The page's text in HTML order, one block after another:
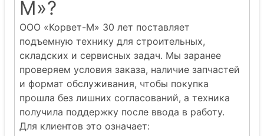
М»?
ООО «Корвет-М» 30 лет поставляет
подъемную технику для строительных,
складских и сервисных задач. Мы заранее
проверяем условия заказа, наличие запчастей
и формат обслуживания, чтобы покупка
прошла без лишних согласований, а техника
получила поддержку после ввода в работу.
Для клиентов это означает: